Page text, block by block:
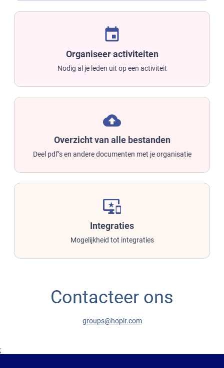
event
Organiseer activiteiten
Nodig al je leden uit op een activiteit
backup
Overzicht van alle bestanden
Deel pdf’s en andere documenten met je organisatie
important_devices
Integraties
Mogelijkheid tot integraties
Contacteer ons
groups@hoplr.com
;